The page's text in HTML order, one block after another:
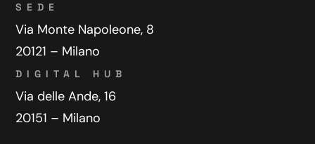
SEDE
Via Monte Napoleone, 8
20121 – Milano
DIGITAL HUB
Via delle Ande, 16
20151 – Milano